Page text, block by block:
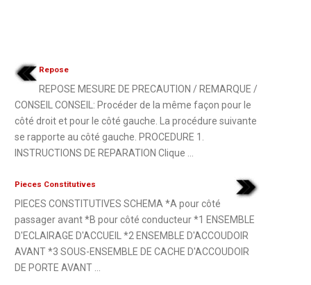
Repose
REPOSE MESURE DE PRECAUTION / REMARQUE /
CONSEIL CONSEIL: Procéder de la même façon pour le
côté droit et pour le côté gauche. La procédure suivante
se rapporte au côté gauche. PROCEDURE 1.
INSTRUCTIONS DE REPARATION Clique ...
Pieces Constitutives
PIECES CONSTITUTIVES SCHEMA *A pour côté
passager avant *B pour côté conducteur *1 ENSEMBLE
D'ECLAIRAGE D'ACCUEIL *2 ENSEMBLE D'ACCOUDOIR
AVANT *3 SOUS-ENSEMBLE DE CACHE D'ACCOUDOIR
DE PORTE AVANT ...